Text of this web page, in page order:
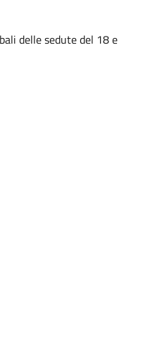
delle sedute del 18 e